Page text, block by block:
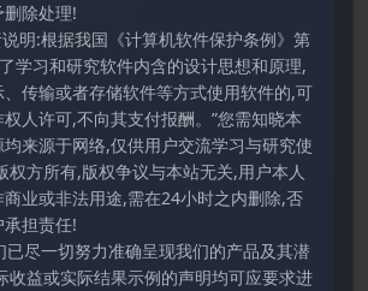
除处理!
明:根据我国《计算机软件保护条例》第
学习和研究软件内含的设计思想和原理,
传输或者存储软件等方式使用软件的,可
人许可,不向其支付报酬。”您需知晓本
来源于网络,仅供用户交流学习与研究使
权方所有,版权争议与本站无关,用户本人
业或非法用途,需在24小时之内删除,否
担责任!
已尽一切努力准确呈现我们的产品及其潜
收益或实际结果示例的声明均可应要求进